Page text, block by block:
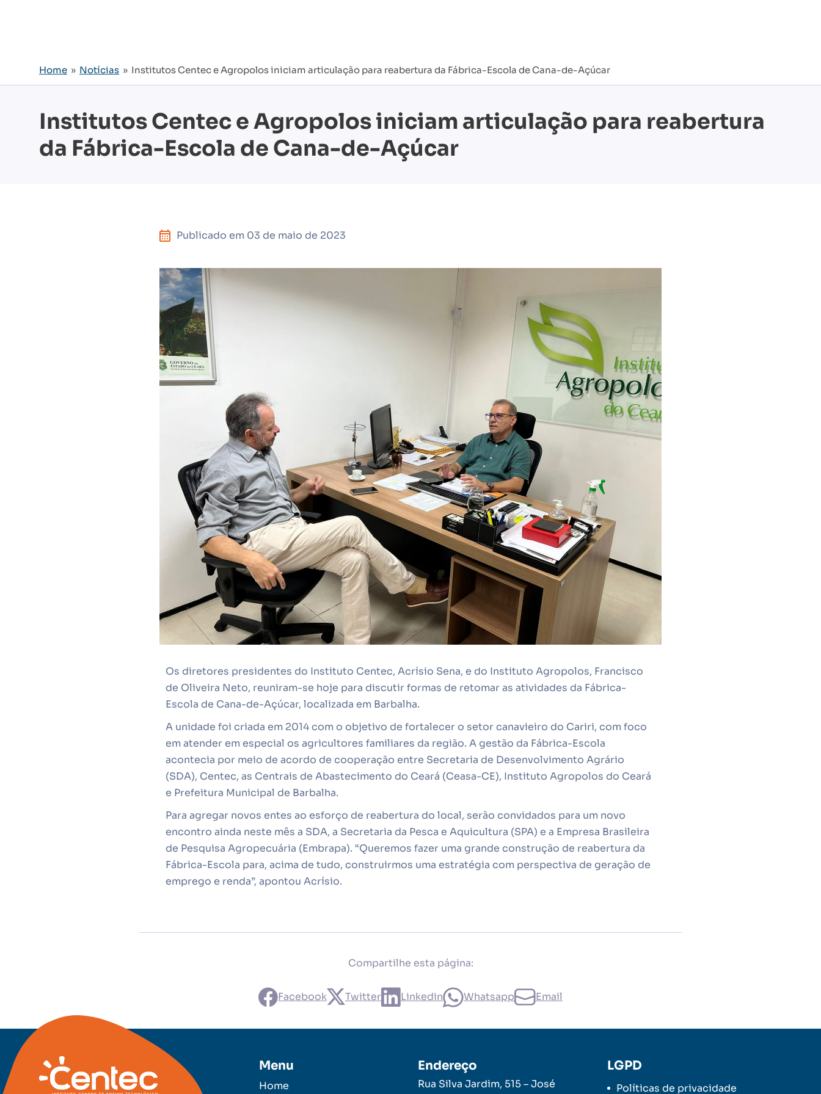
Home » Notícias » Institutos Centec e Agropolos iniciam articulação para reabertura da Fábrica-Escola de Cana-de-Açúcar
Institutos Centec e Agropolos iniciam articulação para reabertura
da Fábrica-Escola de Cana-de-Açúcar
Publicado em 03 de maio de 2023
Os diretores presidentes do Instituto Centec, Acrísio Sena, e do Instituto Agropolos, Francisco
de Oliveira Neto, reuniram-se hoje para discutir formas de retomar as atividades da Fábrica-
Escola de Cana-de-Açúcar, localizada em Barbalha.
A unidade foi criada em 2014 com o objetivo de fortalecer o setor canavieiro do Cariri, com foco
em atender em especial os agricultores familiares da região. A gestão da Fábrica-Escola
acontecia por meio de acordo de cooperação entre Secretaria de Desenvolvimento Agrário
(SDA), Centec, as Centrais de Abastecimento do Ceará (Ceasa-CE), Instituto Agropolos do Ceará
e Prefeitura Municipal de Barbalha.
Para agregar novos entes ao esforço de reabertura do local, serão convidados para um novo
encontro ainda neste mês a SDA, a Secretaria da Pesca e Aquicultura (SPA) e a Empresa Brasileira
de Pesquisa Agropecuária (Embrapa). “Queremos fazer uma grande construção de reabertura da
Fábrica-Escola para, acima de tudo, construirmos uma estratégia com perspectiva de geração de
emprego e renda”, apontou Acrísio.
Compartilhe esta página:
Facebook Twitter Linkedin Whatsapp Email
Menu
Home
Endereço
Rua Silva Jardim, 515 – José
LGPD
Políticas de privacidade